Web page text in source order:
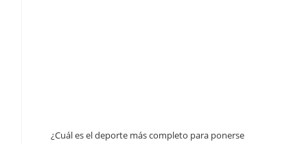
¿Cuál es el deporte más completo para ponerse